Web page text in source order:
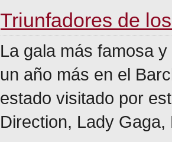
Triunfadores de
La gala más famosa
un año más en el
estado visitado por
Direction, Lady